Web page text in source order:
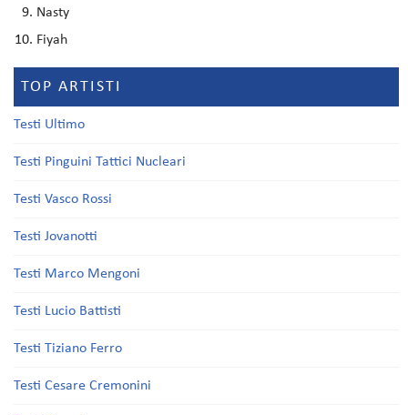
Nasty
Fiyah
TOP ARTISTI
Testi Ultimo
Testi Pinguini Tattici Nucleari
Testi Vasco Rossi
Testi Jovanotti
Testi Marco Mengoni
Testi Lucio Battisti
Testi Tiziano Ferro
Testi Cesare Cremonini